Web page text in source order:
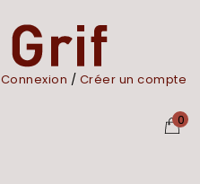
Connexion / Créer un compte
0